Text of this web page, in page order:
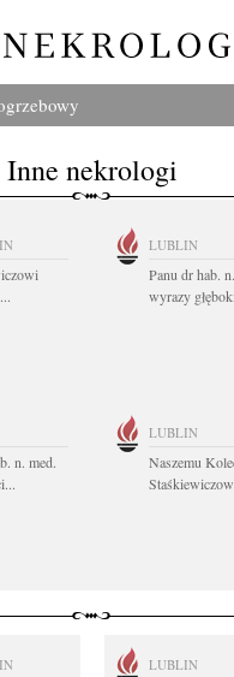
Inne nekrologi
LUBLIN
Panu dr hab.
wyrazy
n. med.
LUBLIN
Naszemu
LUBLIN